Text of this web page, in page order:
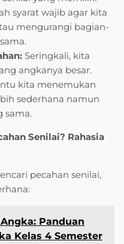
syarat wajib agar kita
mengurangi bagian-
Seringkali, kita
angkanya besar.
kita menemukan
sederhana namun
sama.
Senilai? Rahasia
pecahan senilai,
Panduan
Kelas 4 Semester